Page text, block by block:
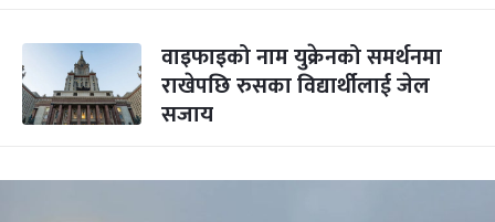
वाइफाइको नाम युक्रेनको समर्थनमा
राखेपछि रुसका विद्यार्थीलाई जेल
सजाय